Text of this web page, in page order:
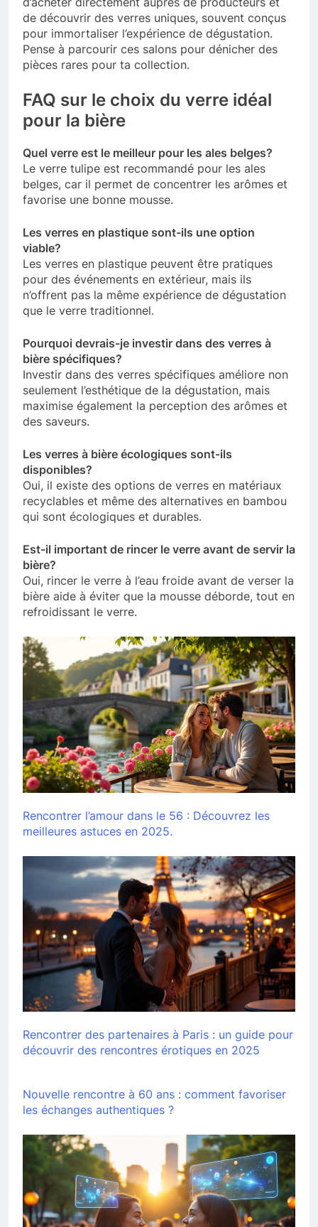
de découvrir des verres uniques, souvent conçus
pour immortaliser l’expérience de dégustation.
Pense à parcourir ces salons pour dénicher des
pièces rares pour ta collection.
FAQ sur le choix du verre idéal
pour la bière
Quel verre est le meilleur pour les ales belges?
Le verre tulipe est recommandé pour les ales
belges, car il permet de concentrer les arômes et
favorise une bonne mousse.
Les verres en plastique sont-ils une option
viable?
Les verres en plastique peuvent être pratiques
pour des événements en extérieur, mais ils
n’offrent pas la même expérience de dégustation
que le verre traditionnel.
Pourquoi devrais-je investir dans des verres à
bière spécifiques?
Investir dans des verres spécifiques améliore non
seulement l’esthétique de la dégustation, mais
maximise également la perception des arômes et
des saveurs.
Les verres à bière écologiques sont-ils
disponibles?
Oui, il existe des options de verres en matériaux
recyclables et même des alternatives en bambou
qui sont écologiques et durables.
Est-il important de rincer le verre avant de servir la
bière?
Oui, rincer le verre à l’eau froide avant de verser la
bière aide à éviter que la mousse déborde, tout en
refroidissant le verre.
Rencontrer l’amour dans le 56 : Découvrez les
meilleures astuces en 2025.
Rencontrer des partenaires à Paris : un guide pour
découvrir des rencontres érotiques en 2025
Nouvelle rencontre à 60 ans : comment favoriser
les échanges authentiques ?